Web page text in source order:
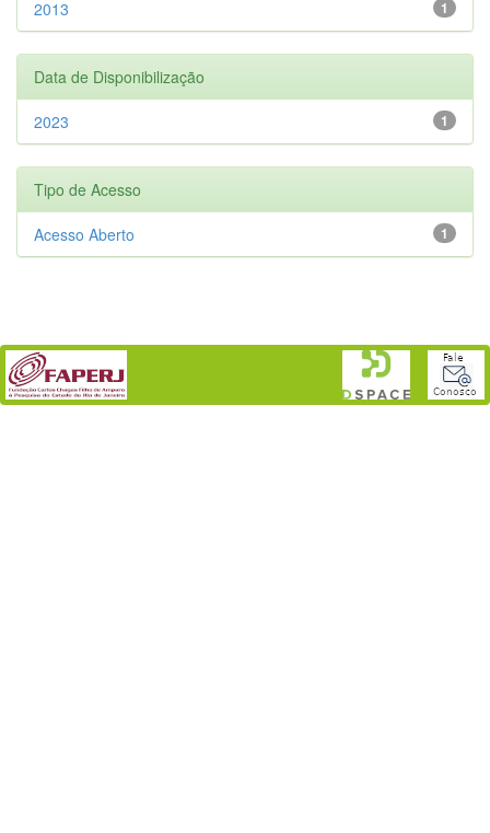
1
2013
Data de Disponibilização
1
2023
Tipo de Acesso
1
Acesso Aberto